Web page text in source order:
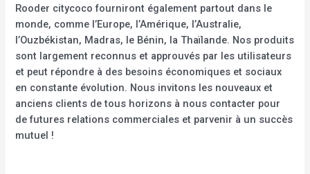
Rooder citycoco fourniront également partout dans le
monde, comme l’Europe, l’Amérique, l’Australie,
l’Ouzbékistan, Madras, le Bénin, la Thaïlande. Nos produits
sont largement reconnus et approuvés par les utilisateurs
et peut répondre à des besoins économiques et sociaux
en constante évolution. Nous invitons les nouveaux et
anciens clients de tous horizons à nous contacter pour
de futures relations commerciales et parvenir à un succès
mutuel !